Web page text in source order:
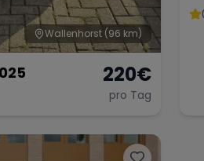
Wallenhorst (96 km)
220€
pro Tag